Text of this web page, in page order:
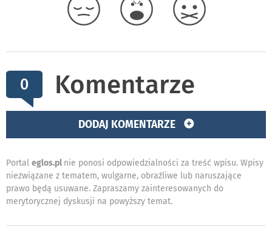
0 Komentarze
DODAJ KOMENTARZE
Portal eglos.pl nie ponosi odpowiedzialności za treść wpisu. Wpisy
niezwiązane z tematem, wulgarne, obraźliwe lub naruszające
prawo będą usuwane. Zapraszamy zainteresowanych do
merytorycznej dyskusji na powyższy temat.